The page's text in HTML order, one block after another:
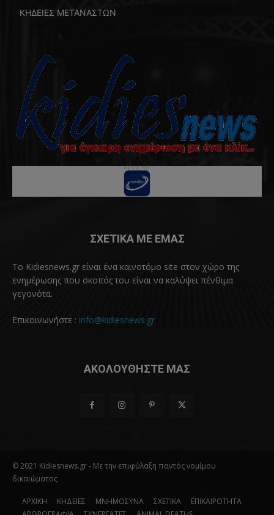
ΚΗΔΕΙΕΣ ΜΕΤΑΝΑΣΤΩΝ
ΣΧΕΤΙΚΑ ΜΕ ΕΜΑΣ
Το Kidiesnews.gr είναι ένα καινοτόμο site στον χώρο της
ενημέρωσης που σκοπός του είναι να καλύψει πένθιμα
γεγονότα.
Επικοινωνήστε : info@kidiesnews.gr
ΑΚΟΛΟΥΘΗΣΤΕ ΜΑΣ
© 2021 Kidiesnews.gr - Με την επιφύλαξη παντός νομίμου
δικαιώματος
ΑΡΧΙΚΗ ΚΗΔΕΙΕΣ ΜΝΗΜΟΣΥΝΑ ΣΧΕΤΙΚΑ
ΕΠΙΚΑΙΡΟΤΗΤΑ